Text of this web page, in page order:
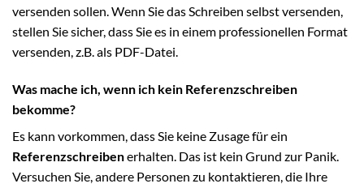
versenden sollen. Wenn Sie das Schreiben selbst versenden,
stellen Sie sicher, dass Sie es in einem professionellen Format
versenden, z.B. als PDF-Datei.
Was mache ich, wenn ich kein Referenzschreiben
bekomme?
Es kann vorkommen, dass Sie keine Zusage für ein
Referenzschreibenerhalten. Das ist kein Grund zur Panik.
Versuchen Sie, andere Personen zu kontaktieren, die Ihre